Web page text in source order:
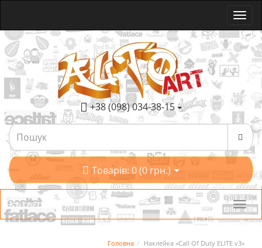
+38 (098) 034-38-15
Товарів: 0 (0 грн.)
Категорії
Головна Наклейка «Call Of Duty ELITE v3»